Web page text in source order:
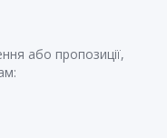
або пропозиції,